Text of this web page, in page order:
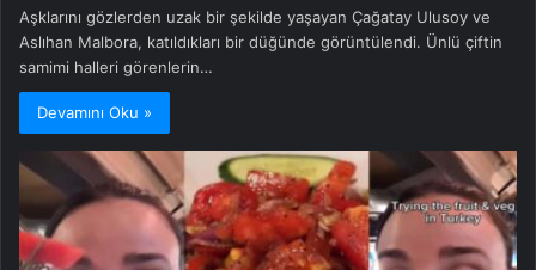
Aşklarını gözlerden uzak bir şekilde yaşayan Çağatay Ulusoy ve
Aslıhan Malbora, katıldıkları bir düğünde görüntülendi. Ünlü çiftin
samimi halleri görenlerin…
Devamını Oku »